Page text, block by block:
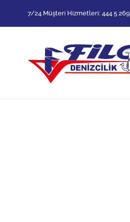
to
7/24 Müşteri Hizmetleri: 444 5 269